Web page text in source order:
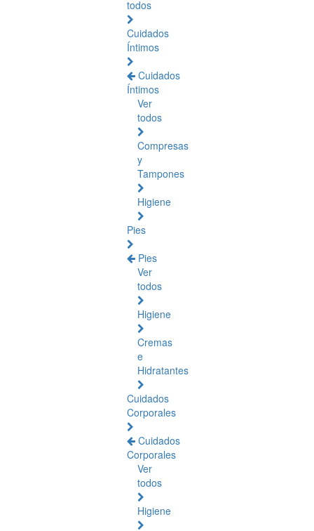
todos
Cuidados
Íntimos
Cuidados
Íntimos
Ver
todos
Compresas
y
Tampones
Higiene
Pies
Pies
Ver
todos
Higiene
Cremas
e
Hidratantes
Cuidados
Corporales
Cuidados
Corporales
Ver
todos
Higiene